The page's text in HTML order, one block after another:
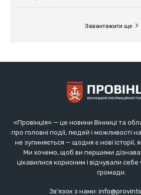
«Провінція» — це новини Вінниці та
про головні події, людей і можливості
не зупиняється — щодня є нові історії,
Ми хочемо, щоб ви першими
цікавилися корисним і відчували
громади.
Зв'язок з нами: